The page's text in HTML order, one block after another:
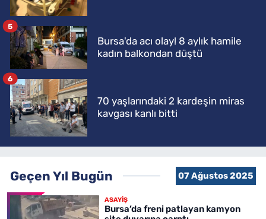
Bursa'da acı olay! 8 aylık hamile
kadın balkondan düştü
5
70 yaşlarındaki 2 kardeşin miras
kavgası kanlı bitti
6
Geçen Yıl Bugün 07 Ağustos 2025
ASAYİŞ
Bursa’da freni patlayan kamyon